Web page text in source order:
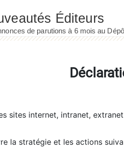
sites internet, intranet,
la stratégie et les actions